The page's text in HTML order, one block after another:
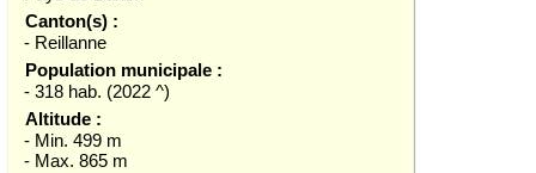
Canton(s) :
- Reillanne
Population municipale :
- 318 hab. (2022 ^)
Altitude :
- Min. 499 m
- Max. 865 m